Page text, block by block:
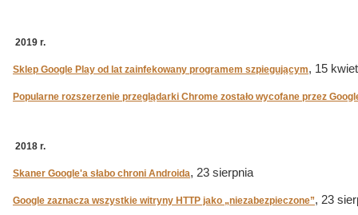
2019 r.
Sklep Google Play od lat zainfekowany programem szpiegującym, 15
Popularne rozszerzenie przeglądarki Chrome zostało wycofane przez
2018 r.
Skaner Google'a słabo chroni Androida, 23 sierpnia
Google zaznacza wszystkie witryny HTTP jako „niezabezpieczone”, 23